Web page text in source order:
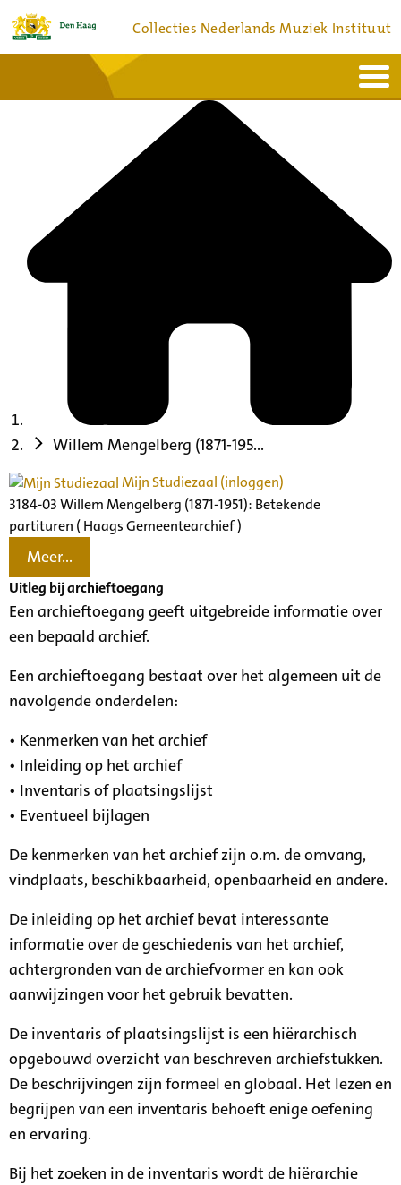
Collecties Nederlands Muziek Instituut
Bronnen en collecties
Willem Mengelberg (1871-195...
Mijn Studiezaal (inloggen)
3184-03 Willem Mengelberg (1871-1951): Betekende
partituren ( Haags Gemeentearchief )
Meer...
Uitleg bij archieftoegang
Een archieftoegang geeft uitgebreide informatie over
een bepaald archief.
Een archieftoegang bestaat over het algemeen uit de
navolgende onderdelen:
• Kenmerken van het archief
• Inleiding op het archief
• Inventaris of plaatsingslijst
• Eventueel bijlagen
De kenmerken van het archief zijn o.m. de omvang,
vindplaats, beschikbaarheid, openbaarheid en andere.
De inleiding op het archief bevat interessante
informatie over de geschiedenis van het archief,
achtergronden van de archiefvormer en kan ook
aanwijzingen voor het gebruik bevatten.
De inventaris of plaatsingslijst is een hiërarchisch
opgebouwd overzicht van beschreven archiefstukken.
De beschrijvingen zijn formeel en globaal. Het lezen en
begrijpen van een inventaris behoeft enige oefening
en ervaring.
Bij het zoeken in de inventaris wordt de hiërarchie